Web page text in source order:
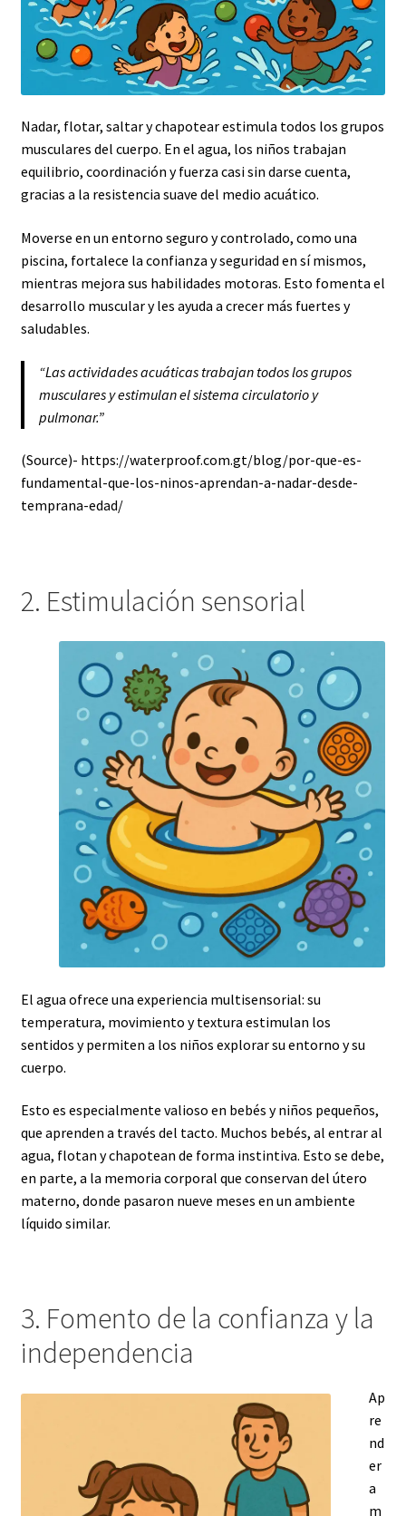
Nadar, flotar, saltar y chapotear estimula todos los grupos
musculares del cuerpo. En el agua, los niños trabajan
equilibrio, coordinación y fuerza casi sin darse cuenta,
gracias a la resistencia suave del medio acuático.
Moverse en un entorno seguro y controlado, como una
piscina, fortalece la confianza y seguridad en sí mismos,
mientras mejora sus habilidades motoras. Esto fomenta el
desarrollo muscular y les ayuda a crecer más fuertes y
saludables.
“Las actividades acuáticas trabajan todos los grupos
musculares y estimulan el sistema circulatorio y
pulmonar.”
(Source)- https://waterproof.com.gt/blog/por-que-es-
fundamental-que-los-ninos-aprendan-a-nadar-desde-
temprana-edad/
2. Estimulación sensorial
El agua ofrece una experiencia multisensorial: su
temperatura, movimiento y textura estimulan los
sentidos y permiten a los niños explorar su entorno y su
cuerpo.
Esto es especialmente valioso en bebés y niños pequeños,
que aprenden a través del tacto. Muchos bebés, al entrar al
agua, flotan y chapotean de forma instintiva. Esto se debe,
en parte, a la memoria corporal que conservan del útero
materno, donde pasaron nueve meses en un ambiente
líquido similar.
3. Fomento de la confianza y la
independencia
Ap
re
nd
er
a
m